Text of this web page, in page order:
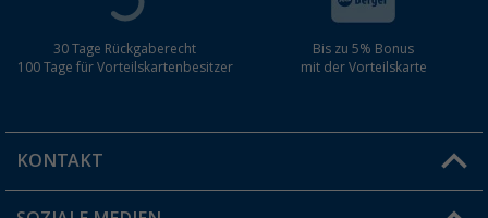
30 Tage Rückgaberecht
100 Tage für Vorteilskartenbesitzer
Bis zu 5% Bonus
mit der Vorteilskarte
KONTAKT